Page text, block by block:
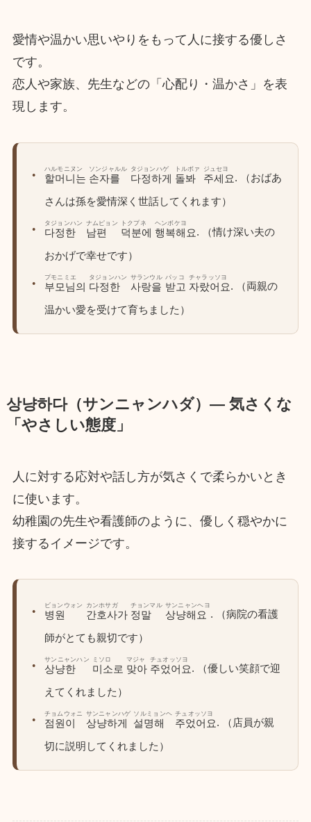
愛情や温かい思いやりをもって人に接する優しさ
です。
恋人や家族、先生などの「心配り・温かさ」を表
現します。
할머니는
ハルモニヌン
손자를
ソンジャルル
다정하게
タジョンハゲ
돌봐
トルボァ
주세요
ジュセヨ
. （おばあ
さんは孫を愛情深く世話してくれます）
다정한
タジョンハン
남편
ナムピョン
덕분에
トクプネ
행복해요
ヘンボケヨ
. （情け深い夫の
おかげで幸せです）
부모님의
プモニミエ
다정한
タジョンハン
사랑을
サランウル
받고
パッコ
자랐어요
チャラッソヨ
. （両親の
温かい愛を受けて育ちました）
상냥하다（サンニャンハダ）― 気さくな
「やさしい態度」
人に対する応対や話し方が気さくで柔らかいとき
に使います。
幼稚園の先生や看護師のように、優しく穏やかに
接するイメージです。
병원
ビョンウォン
간호사가
カンホサガ
정말
チョンマル
상냥해요
サンニャンヘヨ
. （病院の看護
師がとても親切です）
상냥한
サンニャンハン
미소로
ミソロ
맞아
マジャ
주었어요
チュオッソヨ
. （優しい笑顔で迎
えてくれました）
점원이
チョムウォニ
상냥하게
サンニャンハゲ
설명해
ソルミョンヘ
주었어요
チュオッソヨ
. （店員が親
切に説明してくれました）